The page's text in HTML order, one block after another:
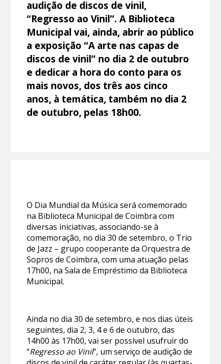
audição de discos de vinil,
“Regresso ao Vinil”. A Biblioteca
Municipal vai, ainda, abrir ao público
a exposição “A arte nas capas de
discos de vinil” no dia 2 de outubro
e dedicar a hora do conto para os
mais novos, dos três aos cinco
anos, à temática, também no dia 2
de outubro, pelas 18h00.
O Dia Mundial da Música será comemorado
na Biblioteca Municipal de Coimbra com
diversas iniciativas, associando-se à
comemoração, no dia 30 de setembro, o Trio
de Jazz – grupo cooperante da Orquestra de
Sopros de Coimbra, com uma atuação pelas
17h00, na Sala de Empréstimo da Biblioteca
Municipal.
Ainda no dia 30 de setembro, e nos dias úteis
seguintes, dia 2, 3, 4 e 6 de outubro, das
14h00 às 17h00, vai ser possível usufruir do
“Regresso ao Vinil”, um serviço de audição de